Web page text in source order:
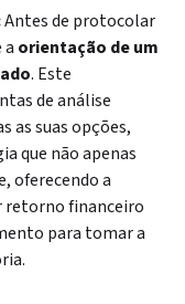
Antes de protocolar
a orientação de um
. Este
de análise
as suas opções,
que não apenas
oferecendo a
retorno financeiro
para tomar a